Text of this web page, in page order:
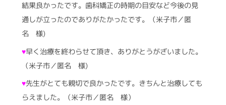
結果良かったです。歯科矯正の時期の目安など今後の見
通しが立ったのでありがたかったです。（米子市／匿
名 様)
♥早く治療を終わらせて頂き、ありがとうがざいました。
（米子市／匿名 様)
♥先生がとても親切で良かったです。きちんと治療しても
らえました。（米子市／匿名 様）